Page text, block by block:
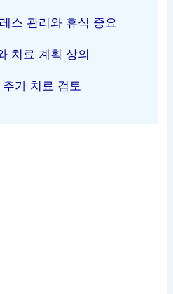
스 관리와 휴식 중요
치료 계획 상의
가 치료 검토